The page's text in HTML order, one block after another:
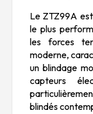
Le ZTZ99A
le plus
les forces
moderne,
un blindage
capteurs
blindés